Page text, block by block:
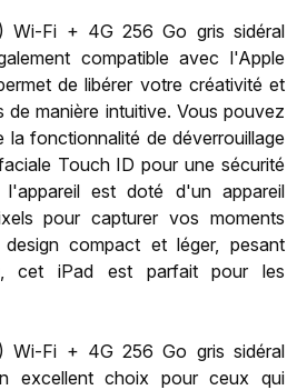
Wi-Fi + 4G 256 Go gris sidéral
compatible avec l'Apple
de libérer votre créativité et
de manière intuitive. Vous pouvez
la fonctionnalité de déverrouillage
Touch ID pour une sécurité
est doté d'un appareil
pour capturer vos moments
compact et léger, pesant
cet iPad est parfait pour les
Wi-Fi + 4G 256 Go gris sidéral
excellent choix pour ceux qui